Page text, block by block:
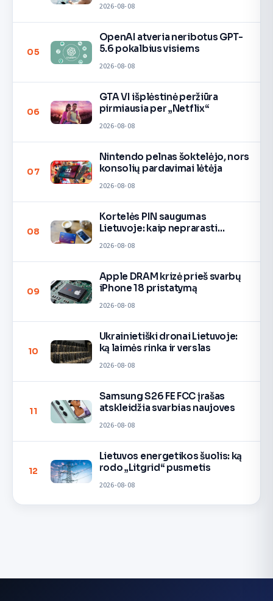
2026-08-08
05
OpenAI atveria neribotus GPT-
5.6 pokalbius visiems
2026-08-08
06
GTA VI išplėstinė peržiūra
pirmiausia per „Netflix“
2026-08-08
07
Nintendo pelnas šoktelėjo, nors
konsolių pardavimai lėtėja
2026-08-08
08
Kortelės PIN saugumas
Lietuvoje: kaip neprarasti
2026-08-08
09
Apple DRAM krizė prieš svarbų
iPhone 18 pristatymą
2026-08-08
10
Ukrainietiški dronai Lietuvoje:
ką laimės rinka ir verslas
2026-08-08
11
Samsung S26 FE FCC įrašas
atskleidžia svarbias naujoves
2026-08-08
12
Lietuvos energetikos šuolis: ką
rodo „Litgrid“ pusmetis
2026-08-08